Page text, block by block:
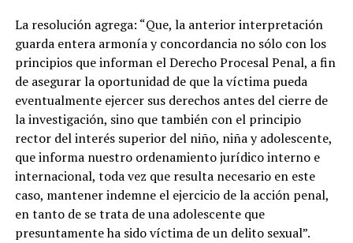
La resolución agrega: “Que, la anterior interpretación
guarda entera armonía y concordancia no sólo con los
principios que informan el Derecho Procesal Penal, a fin
de asegurar la oportunidad de que la víctima pueda
eventualmente ejercer sus derechos antes del cierre de
la investigación, sino que también con el principio
rector del interés superior del niño, niña y adolescente,
que informa nuestro ordenamiento jurídico interno e
internacional, toda vez que resulta necesario en este
caso, mantener indemne el ejercicio de la acción penal,
en tanto de se trata de una adolescente que
presuntamente ha sido víctima de un delito sexual”.